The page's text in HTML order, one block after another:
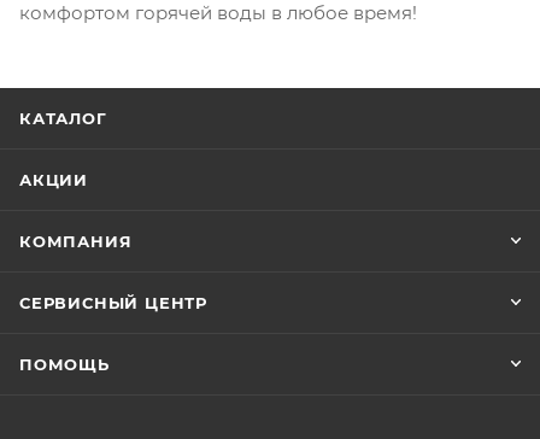
комфортом горячей воды в любое время!
КАТАЛОГ
АКЦИИ
КОМПАНИЯ
СЕРВИСНЫЙ ЦЕНТР
ПОМОЩЬ